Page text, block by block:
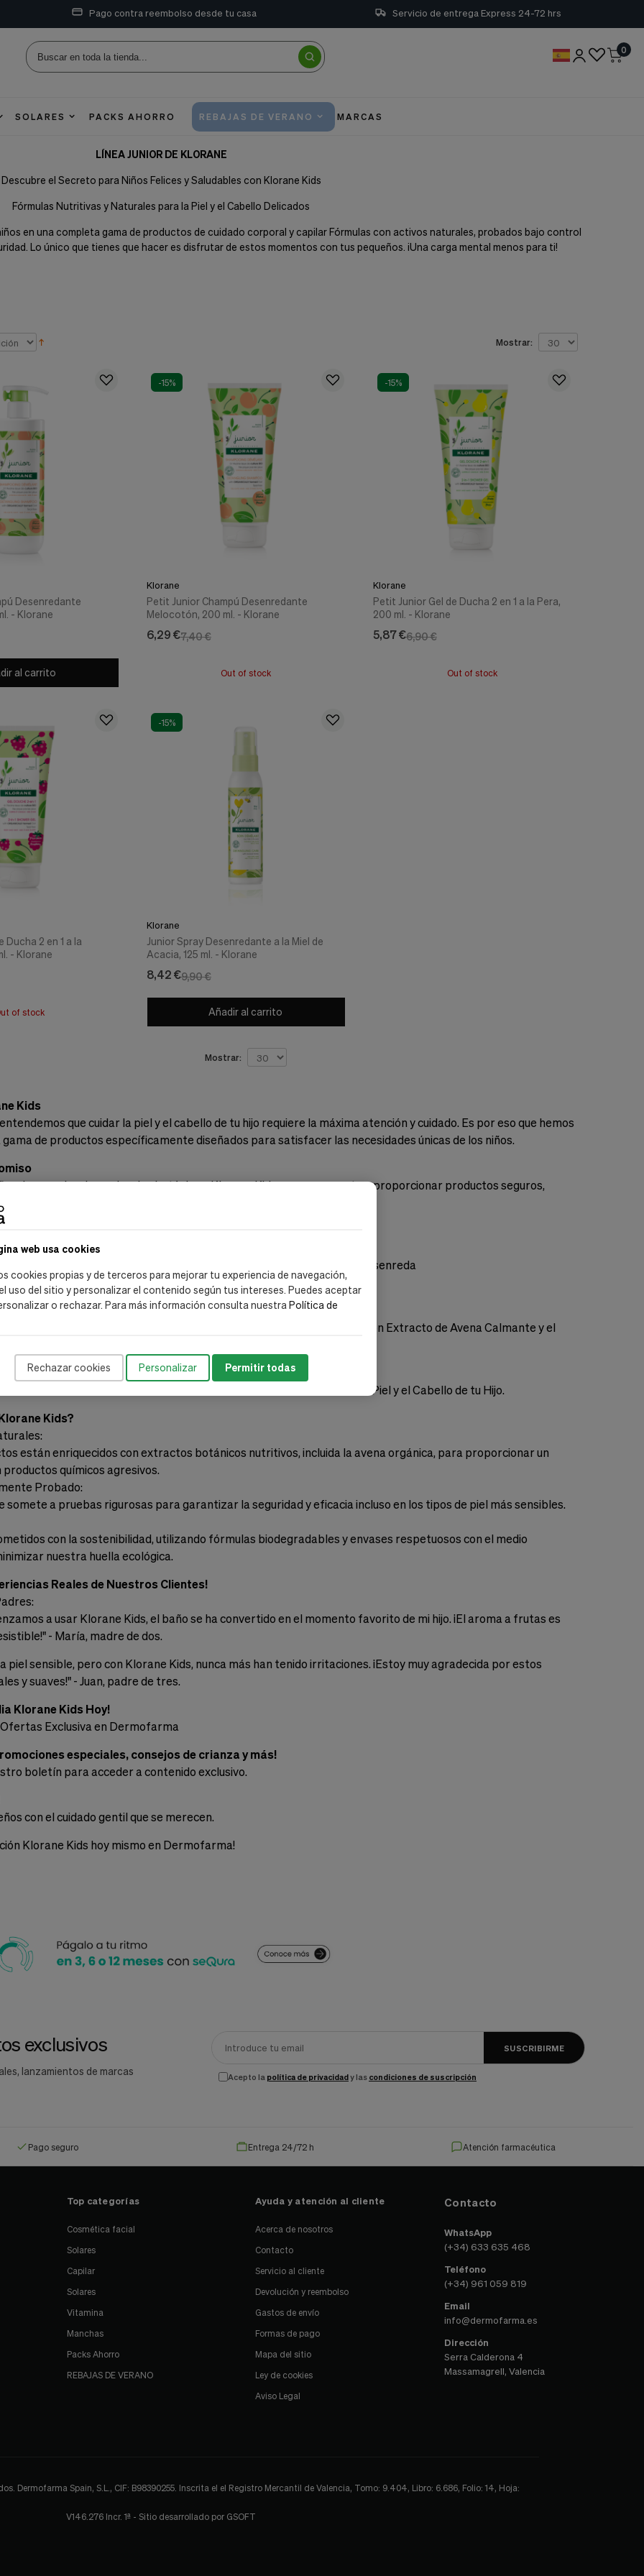
web usa cookies
cookies propias y de terceros para mejorar tu experiencia de navegación,
uso del sitio y personalizar el contenido según tus intereses. Puedes aceptar
o rechazar. Para más información consulta nuestraPolítica de
Rechazar cookies Personalizar Permitir todas
Pago contra reembolso desde tu casa Servicio de entrega Express 24-72 hrs
0
SOLARES PACKS AHORRO REBAJAS DE VERANO MARCAS
LÍNEA JUNIOR DE KLORANE
Descubre el Secreto para Niños Felices y Saludables con Klorane Kids
Fórmulas Nutritivas y Naturales para la Piel y el Cabello Delicados
en una completa gama de productos de cuidado corporal y capilar Fórmulas con activos naturales, probados bajo control
Lo único que tienes que hacer es disfrutar de estos momentos con tus pequeños. ¡Una carga mental menos para ti!
Mostrar:
Desenredante
- Klorane
al carrito
-15%
Klorane
Petit Junior Champú Desenredante
Melocotón, 200 ml. - Klorane
7,40 €
6,29 €
Out of stock
-15%
Klorane
Petit Junior Gel de Ducha 2 en 1 a la Pera,
200 ml. - Klorane
6,90 €
5,87 €
Out of stock
Ducha 2 en 1 a la
- Klorane
of stock
-15%
Klorane
Junior Spray Desenredante a la Miel de
Acacia, 125 ml. - Klorane
9,90 €
8,42 €
Añadir al carrito
Mostrar:
Kids
que cuidar la piel y el cabello de tu hijo requiere la máxima atención y cuidado. Es por eso que hemos
de productos específicamente diseñados para satisfacer las necesidades únicas de los niños.
de experiencia en ciencias botánicas, Klorane Kids se compromete a proporcionar productos seguros,
para tus pequeños.
- Melocotón
Delicada del Melocotón mientras Nuestro Champú Limpia y Desenreda
de tu Hijo.
1 - Pera
y el Cabello de tu Hijo con Nuestro Gel de Ducha 2 en 1, Enriquecido con Extracto de Avena Calmante y el
de la Pera.
1 - Frambuesa
Dulce de la Frambuesa mientras Nuestro Gel de Ducha 2 en 1 Cuida la Piel y el Cabello de tu Hijo.
Kids?
están enriquecidos con extractos botánicos nutritivos, incluida la avena orgánica, para proporcionar un
productos químicos agresivos.
Probado:
somete a pruebas rigurosas para garantizar la seguridad y eficacia incluso en los tipos de piel más sensibles.
con la sostenibilidad, utilizando fórmulas biodegradables y envases respetuosos con el medio
nuestra huella ecológica.
Reales de Nuestros Clientes!
a usar Klorane Kids, el baño se ha convertido en el momento favorito de mi hijo. ¡El aroma a frutas es
- María, madre de dos.
piel sensible, pero con Klorane Kids, nunca más han tenido irritaciones. ¡Estoy muy agradecida por estos
y suaves!" - Juan, padre de tres.
Klorane Kids Hoy!
Exclusiva en Dermofarma
especiales, consejos de crianza y más!
boletín para acceder a contenido exclusivo.
con el cuidado gentil que se merecen.
Klorane Kids hoy mismo en Dermofarma!
exclusivos
lanzamientos de marcas
SUSCRIBIRME
Acepto la política de privacidady las condiciones de suscripción
Pago seguro Entrega 24/72 h Atención farmacéutica
Top categorías
Cosmética facial
Solares
Capilar
Solares
Vitamina
Manchas
Packs Ahorro
REBAJAS DE VERANO
Ayuda y atención al cliente
Acerca de nosotros
Contacto
Servicio al cliente
Devolución y reembolso
Gastos de envío
Formas de pago
Mapa del sitio
Ley de cookies
Aviso Legal
Contacto
WhatsApp
(+34) 633 635 468
Teléfono
(+34) 961 059 819
Email
info@dermofarma.es
Dirección
Serra Calderona 4
Massamagrell, Valencia
Dermofarma Spain, S.L., CIF: B98390255. Inscrita el el Registro Mercantil de Valencia, Tomo: 9.404, Libro: 6.686, Folio: 14, Hoja:
V146.276 Incr. 1ª - Sitio desarrollado por GSOFT